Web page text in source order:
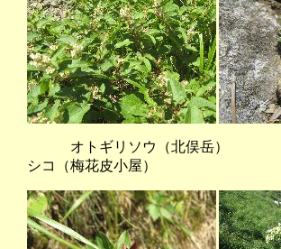
オトギリソウ（北俣岳
シコ（梅花皮小屋）